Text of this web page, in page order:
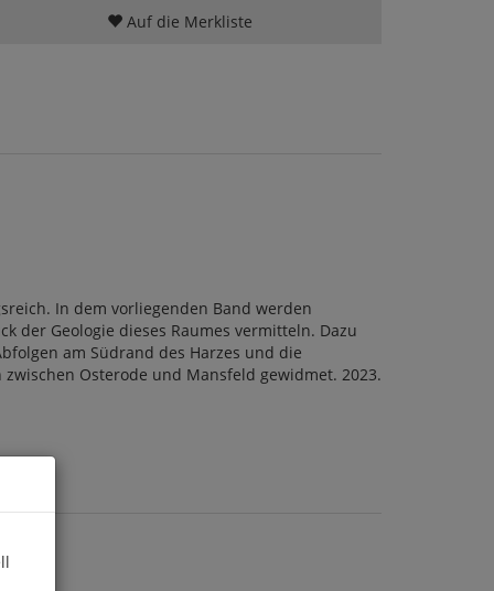
Auf die Merkliste
In dem vorliegenden Band werden
der Geologie dieses Raumes vermitteln. Dazu
am Südrand des Harzes und die
Osterode und Mansfeld gewidmet. 2023.